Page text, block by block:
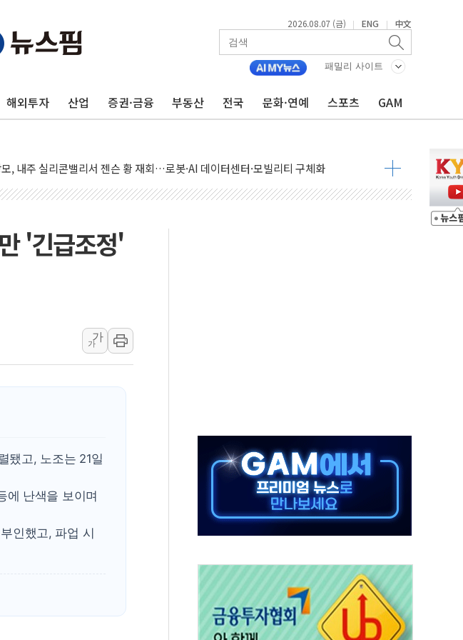
2026.08.07 (금) | ENG | 中文
패밀리 사이트
해외투자 산업 증권·금융 부동산 전국 문화·연예 스포츠 GAM
시, 견조한 실적 소화하며 대부분 상승… "2분기 기업 순이익 21% 증가" 전망
니아 국방 "러, 우크라 드론으로 나토 회원국 공격 검토… 거짓 깃발 작전"
시 개장 전 특징주...모더나·아이온큐·도어대시↑ VS 샌디스크·피그마·앱러빈↓
장관 "영업이익 N% 성과급 반대…상법·자본시장법 개정 논의"
, 북한 단거리 탄도미사일 발사에 긴급 안보 점검회의
7주 만에 최고…美 고용 둔화·호르무즈 재개방 기대에 강세
의 황제' 다이먼 "금융시장 레버리지 위험수위…숨은 차입이 더 큰 변수"
섬유염색공장서 화재 1명 중상…대응 1단계 진압 중
라 드론 전술, 중남미 콜롬비아에 새 안보 위기… 반군·마약카르텔이 습득해 전투 활용
해경, 독도 해상서 부유물 감긴 어선 구조
군 "오산기지 누출, 백린 아닌 무해한 표면 부식 물질"
폐염산처리업체서 불 2시간30여분만에 진화...외국인 노동자 숨져
'긴급조정'
가
가
됐고, 노조는 21일
에 난색을 보이며
인했고, 파업 시